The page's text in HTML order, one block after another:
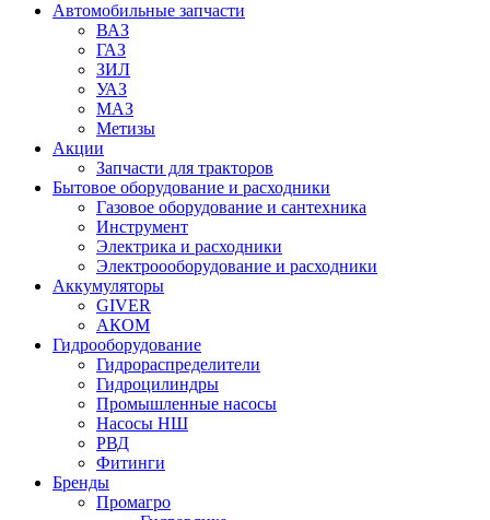
Автомобильные запчасти
ВАЗ
ГАЗ
ЗИЛ
УАЗ
МАЗ
Метизы
Акции
Запчасти для тракторов
Бытовое оборудование и расходники
Газовое оборудование и сантехника
Инструмент
Электрика и расходники
Электроооборудование и расходники
Аккумуляторы
GIVER
АКОМ
Гидрооборудование
Гидрораспределители
Гидроцилиндры
Промышленные насосы
Насосы НШ
РВД
Фитинги
Бренды
Промагро